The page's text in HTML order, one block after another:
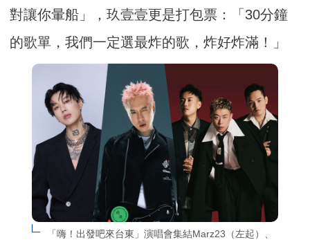
對讓你暈船」，玖壹壹更是打包票：「30分鐘
的歌單，我們一定選最炸的歌，炸好炸滿！」
「嗨！出發吧來台東」演唱會集結Marz23（左起）、